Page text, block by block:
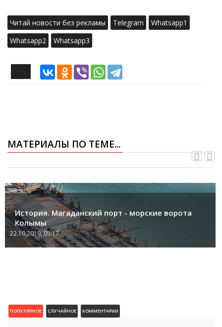
Читай новости без рекламы Telegram
Whatsapp1
Whatsapp2
Whatsapp3
МАТЕРИАЛЫ ПО ТЕМЕ...
История. Магаданский порт - морские ворота
Колымы
22.10.2019, 05:17
ПОПУЛЯРНОЕ СЛУЧАЙНОЕ КОММЕНТАРИИ